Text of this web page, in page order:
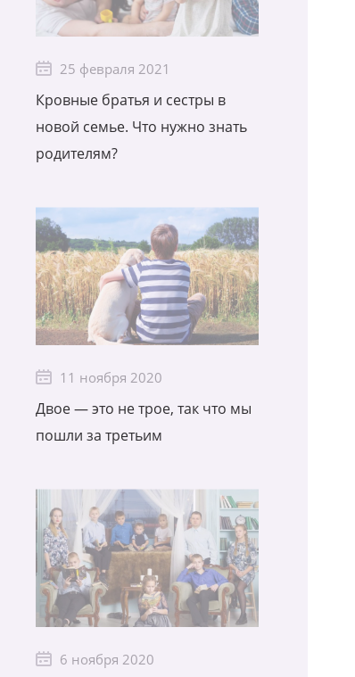
25 февраля 2021
Кровные братья и сестры в
новой семье. Что нужно знать
родителям?
11 ноября 2020
Двое — это не трое, так что мы
пошли за третьим
6 ноября 2020